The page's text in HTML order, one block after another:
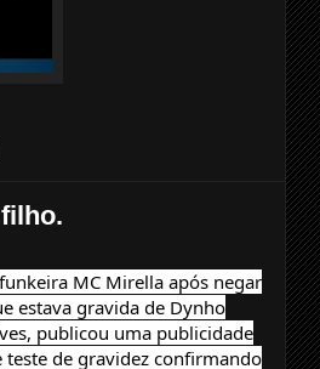
MC Mirella após negar
estava gravida de Dynho
publicou uma publicidade
teste de gravidez confirmando